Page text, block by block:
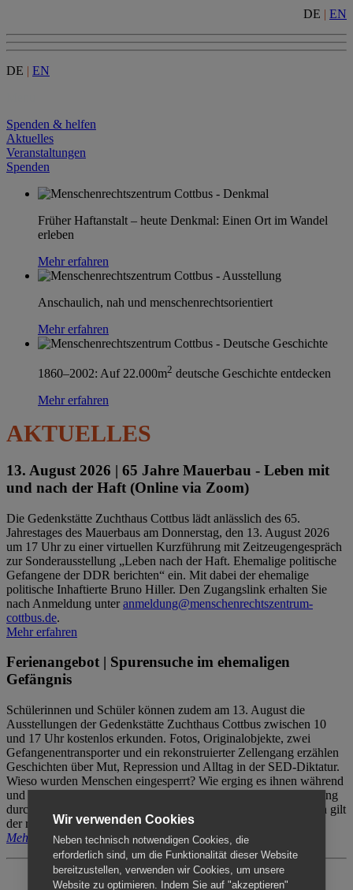
DE | EN
DE | EN
Spenden & helfen
Aktuelles
Veranstaltungen
Spenden
Früher Haftanstalt – heute Denkmal: Einen Ort im Wandel
erleben
Mehr erfahren
Anschaulich, nah und menschenrechtsorientiert
Mehr erfahren
1860–2002: Auf 22.000m2 deutsche Geschichte entdecken
Mehr erfahren
AKTUELLES
13. August 2026 | 65 Jahre Mauerbau - Leben mit
und nach der Haft (Online via Zoom)
Die Gedenkstätte Zuchthaus Cottbus lädt anlässlich des 65.
Jahrestages des Mauerbaus am Donnerstag, den 13. August 2026
um 17 Uhr zu einer virtuellen Kurzführung mit Zeitzeugengespräch
zur Sonderausstellung „Leben nach der Haft. Ehemalige politische
Gefangene der DDR berichten“ ein. Mit dabei der ehemalige
politische Inhaftierte Bruno Hiller. Den Zugangslink erhalten Sie
nach Anmeldung unteranmeldung@menschenrechtszentrum-
cottbus.de.
Mehr erfahren
Ferienangebot | Spurensuche im ehemaligen
Gefängnis
Schülerinnen und Schüler können zudem am 13. August die
Ausstellungen der Gedenkstätte Zuchthaus Cottbus zwischen 10
und 17 Uhr kostenlos erkunden. Fotos, Originalobjekte, zwei
Gefangenentransporter und ein rekonstruierter Zellengang erzählen
Geschichten über Mut, Repression und Alltag in der SED-Diktatur.
Wieso wurden Menschen eingesperrt? Wie erging es ihnen während
und nach der Haft? Der Besuch erfolgt individuell ohne Betreuung
durch das Menschenrechtszentrum Cottbus. Für Begleitpersonen gilt
der reguläre Eintritt (8€ / ermäßigt 5€).
Mehr erfahren
Wir verwenden Cookies
Neben technisch notwendigen Cookies, die
erforderlich sind, um die Funktionalität dieser Website
bereitzustellen, verwenden wir Cookies, um unsere
Website zu optimieren. Indem Sie auf "akzeptieren"